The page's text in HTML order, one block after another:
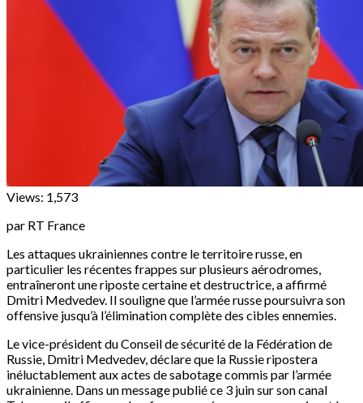
Views: 1,573
par RT France
Les attaques ukrainiennes contre le territoire russe, en
particulier les récentes frappes sur plusieurs aérodromes,
entraîneront une riposte certaine et destructrice, a affirmé
Dmitri Medvedev. Il souligne que l’armée russe poursuivra son
offensive jusqu’à l’élimination complète des cibles ennemies.
Le vice-président du Conseil de sécurité de la Fédération de
Russie, Dmitri Medvedev, déclare que la Russie ripostera
inéluctablement aux actes de sabotage commis par l’armée
ukrainienne. Dans un message publié ce 3 juin sur son canal